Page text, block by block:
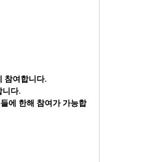
참여합니다.
니다.
에 한해 참여가 가능합